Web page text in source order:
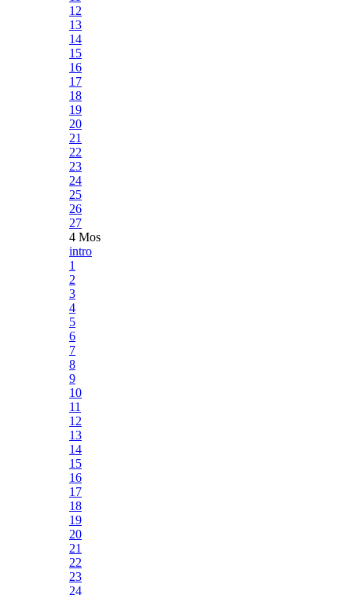
12
13
14
15
16
17
18
19
20
21
22
23
24
25
26
27
4 Mos
intro
1
2
3
4
5
6
7
8
9
10
11
12
13
14
15
16
17
18
19
20
21
22
23
24